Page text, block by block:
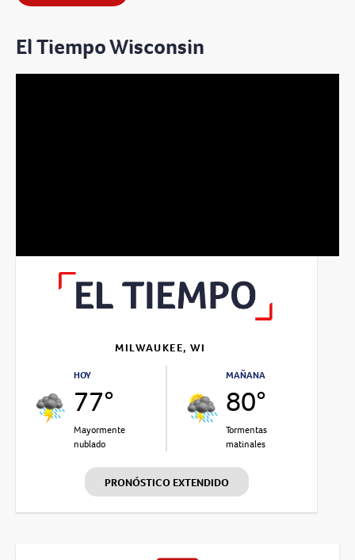
El Tiempo Wisconsin
MILWAUKEE, WI
HOY
77°
Mayormente
nublado
MAÑANA
80°
Tormentas
matinales
PRONÓSTICO EXTENDIDO